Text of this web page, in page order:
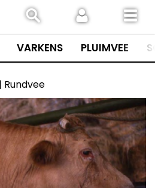
VARKENS PLUIMVEE
Rundvee